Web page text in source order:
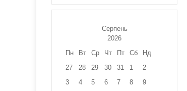
Серпень
2026
Пн
Вт Ср Чт Пт Сб
Нд
27
28 29 30 31 1
2
3
4 5 6 7 8
9